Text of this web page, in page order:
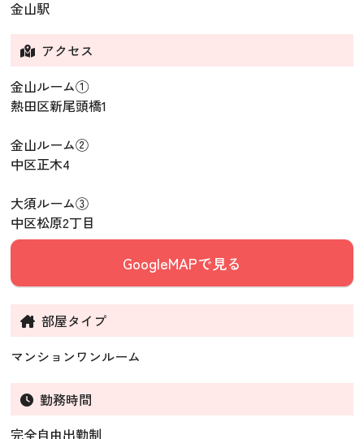
金山駅
アクセス
金山ルーム①
熱田区新尾頭橋1
金山ルーム②
中区正木4
大須ルーム③
中区松原2丁目
GoogleMAPで見る
部屋タイプ
マンションワンルーム
勤務時間
完全自由出勤制